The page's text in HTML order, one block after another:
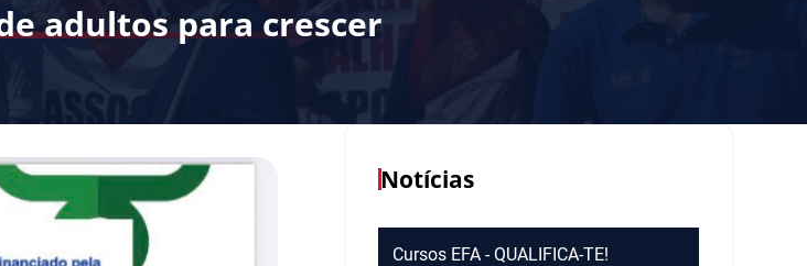
adultos para crescer
Notícias
Cursos EFA - QUALIFICA-TE!